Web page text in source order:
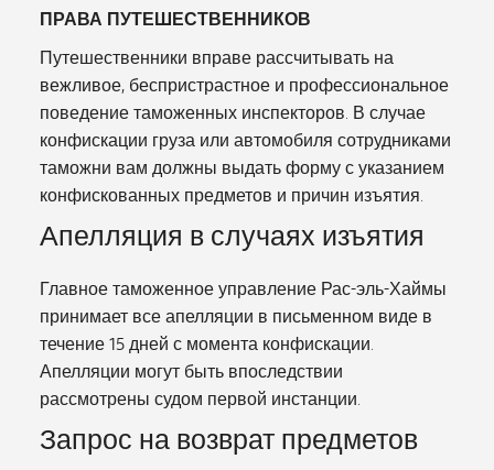
ПРАВА ПУТЕШЕСТВЕННИКОВ
Путешественники вправе рассчитывать на
вежливое, беспристрастное и профессиональное
поведение таможенных инспекторов. В случае
конфискации груза или автомобиля сотрудниками
таможни вам должны выдать форму с указанием
конфискованных предметов и причин изъятия.
Апелляция в случаях изъятия
Главное таможенное управление Рас-эль-Хаймы
принимает все апелляции в письменном виде в
течение 15 дней с момента конфискации.
Апелляции могут быть впоследствии
рассмотрены судом первой инстанции.
Запрос на возврат предметов